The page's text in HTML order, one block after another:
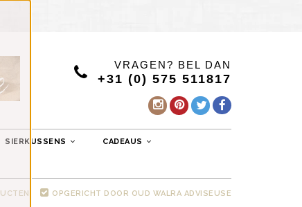
VRAGEN? BEL DAN
+31 (0) 575 511817
SIERKUSSENS CADEAUS
OPGERICHT DOOR OUD WALRA ADVISEUSE